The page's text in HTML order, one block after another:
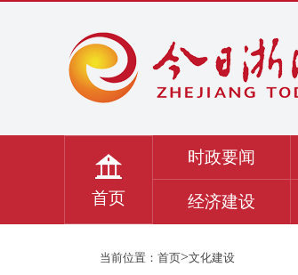
首页
时政要闻
经济建设
当前位置： 首页>文化建设